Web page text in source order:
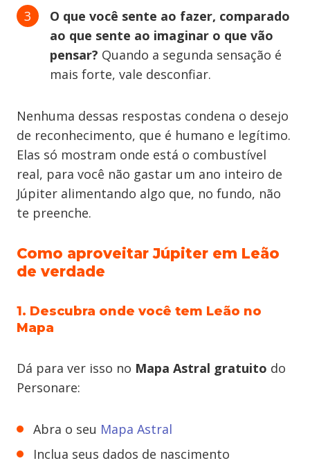
O que você sente ao fazer, comparado
ao que sente ao imaginar o que vão
pensar? Quando a segunda sensação é
mais forte, vale desconfiar.
Nenhuma dessas respostas condena o desejo
de reconhecimento, que é humano e legítimo.
Elas só mostram onde está o combustível
real, para você não gastar um ano inteiro de
Júpiter alimentando algo que, no fundo, não
te preenche.
Como aproveitar Júpiter em Leão
de verdade
1. Descubra onde você tem Leão no
Mapa
Dá para ver isso no Mapa Astral gratuito do
Personare:
Abra o seu Mapa Astral
Inclua seus dados de nascimento